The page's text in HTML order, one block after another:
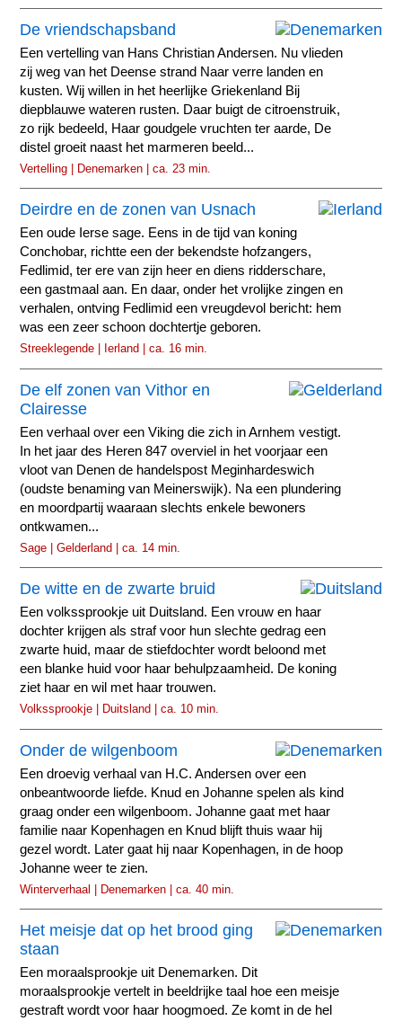
De vriendschapsband
Een vertelling van Hans Christian Andersen. Nu vlieden
zij weg van het Deense strand Naar verre landen en
kusten. Wij willen in het heerlijke Griekenland Bij
diepblauwe wateren rusten. Daar buigt de citroenstruik,
zo rijk bedeeld, Haar goudgele vruchten ter aarde, De
distel groeit naast het marmeren beeld...
Vertelling | Denemarken | ca. 23 min.
Deirdre en de zonen van Usnach
Een oude Ierse sage. Eens in de tijd van koning
Conchobar, richtte een der bekendste hofzangers,
Fedlimid, ter ere van zijn heer en diens ridderschare,
een gastmaal aan. En daar, onder het vrolijke zingen en
verhalen, ontving Fedlimid een vreugdevol bericht: hem
was een zeer schoon dochtertje geboren.
Streeklegende | Ierland | ca. 16 min.
De elf zonen van Vithor en
Clairesse
Een verhaal over een Viking die zich in Arnhem vestigt.
In het jaar des Heren 847 overviel in het voorjaar een
vloot van Denen de handelspost Meginhardeswich
(oudste benaming van Meinerswijk). Na een plundering
en moordpartij waaraan slechts enkele bewoners
ontkwamen...
Sage | Gelderland | ca. 14 min.
De witte en de zwarte bruid
Een volkssprookje uit Duitsland. Een vrouw en haar
dochter krijgen als straf voor hun slechte gedrag een
zwarte huid, maar de stiefdochter wordt beloond met
een blanke huid voor haar behulpzaamheid. De koning
ziet haar en wil met haar trouwen.
Volkssprookje | Duitsland | ca. 10 min.
Onder de wilgenboom
Een droevig verhaal van H.C. Andersen over een
onbeantwoorde liefde. Knud en Johanne spelen als kind
graag onder een wilgenboom. Johanne gaat met haar
familie naar Kopenhagen en Knud blijft thuis waar hij
gezel wordt. Later gaat hij naar Kopenhagen, in de hoop
Johanne weer te zien.
Winterverhaal | Denemarken | ca. 40 min.
Het meisje dat op het brood ging
staan
Een moraalsprookje uit Denemarken. Dit
moraalsprookje vertelt in beeldrijke taal hoe een meisje
gestraft wordt voor haar hoogmoed. Ze komt in de hel